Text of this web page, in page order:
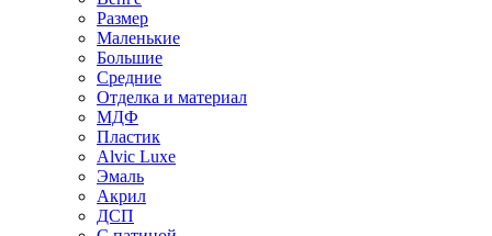
Размер
Маленькие
Большие
Средние
Отделка и материал
МДФ
Пластик
Alvic Luxe
Эмаль
Акрил
ДСП